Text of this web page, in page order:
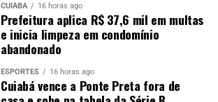
CUIABÁ 16 horas ago
Prefeitura aplica R$ 37,6 mil em multas
e inicia limpeza em condomínio
abandonado
ESPORTES 16 horas ago
Cuiabá vence a Ponte Preta fora de